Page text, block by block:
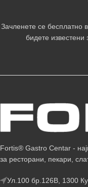
Зачленете се бесплатно
бидете известени
Fortis® Gastro Centar -
за ресторани, пекари,
Ул.100 бр.126В, 1300